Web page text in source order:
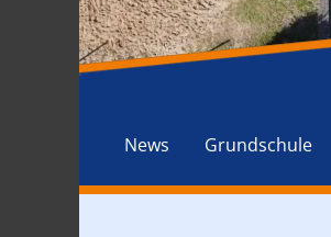
News
Grundschule